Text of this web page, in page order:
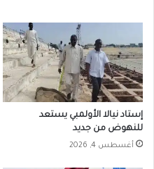
إستاد نيالا الأولمبي يستعد
للنهوض من جديد
أغسطس 4, 2026